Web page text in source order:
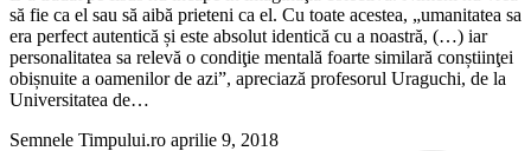
să fie ca el sau să aibă prieteni ca el. Cu toate acestea, „umanitatea sa
era perfect autentică și este absolut identică cu a noastră, (…) iar
personalitatea sa relevă o condiţie mentală foarte similară conștiinţei
obișnuite a oamenilor de azi”, apreciază profesorul Uraguchi, de la
Universitatea de…
Semnele Timpului.ro aprilie 9, 2018